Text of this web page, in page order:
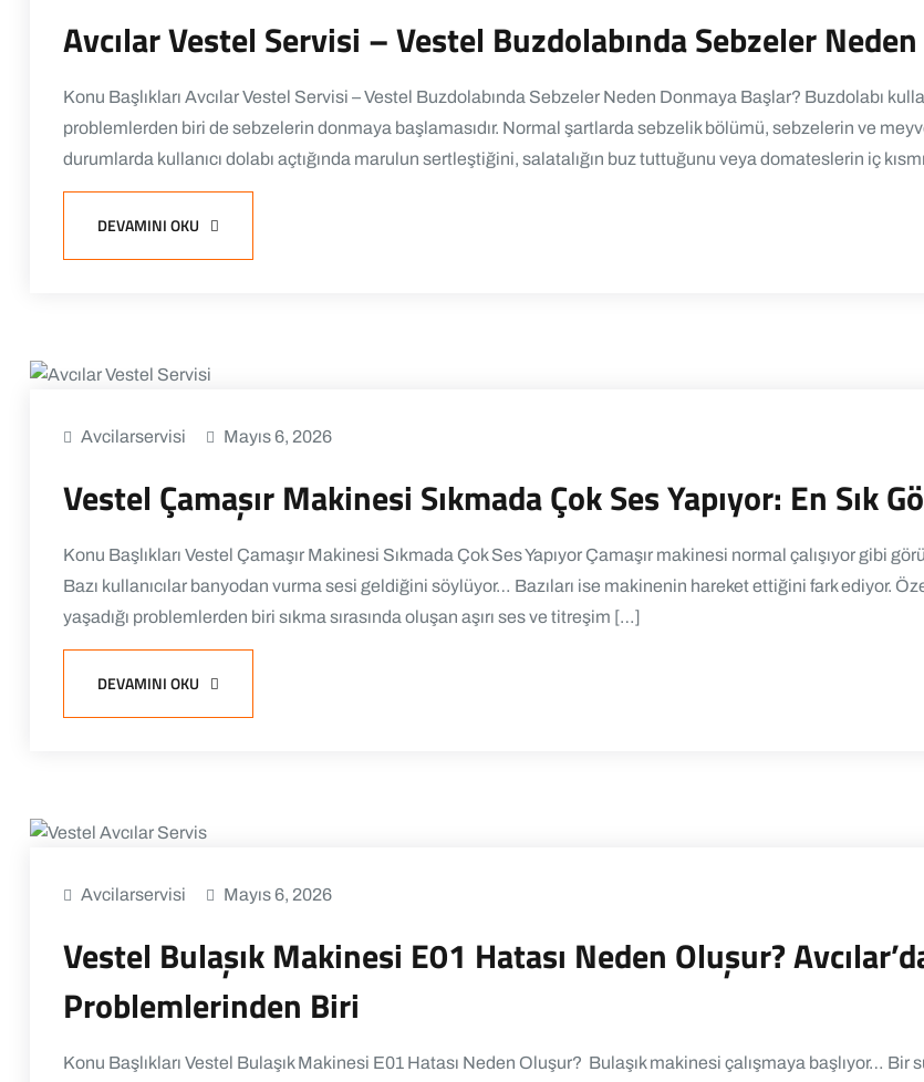
Avcılar Vestel Servisi – Vestel Buzdolabında Sebzeler
Konu Başlıkları Avcılar Vestel Servisi – Vestel Buzdolabında Sebzeler Neden Donmaya Başlar? Buzdolabı
problemlerden biri de sebzelerin donmaya başlamasıdır. Normal şartlarda sebzelik bölümü, sebzelerin ve
durumlarda kullanıcı dolabı açtığında marulun sertleştiğini, salatalığın buz tuttuğunu veya domateslerin iç
DEVAMINI OKU
Avcilarservisi Mayıs 6, 2026
Vestel Çamaşır Makinesi Sıkmada Çok Ses Yapıyor: En
Konu Başlıkları Vestel Çamaşır Makinesi Sıkmada Çok Ses Yapıyor Çamaşır makinesi normal çalışıyor gibi
Bazı kullanıcılar banyodan vurma sesi geldiğini söylüyor… Bazıları ise makinenin hareket ettiğini fark ediyor.
yaşadığı problemlerden biri sıkma sırasında oluşan aşırı ses ve titreşim […]
DEVAMINI OKU
Avcilarservisi Mayıs 6, 2026
Vestel Bulaşık Makinesi E01 Hatası Neden Oluşur?
Problemlerinden Biri
Konu Başlıkları Vestel Bulaşık Makinesi E01 Hatası Neden Oluşur? Bulaşık makinesi çalışmaya başlıyor…